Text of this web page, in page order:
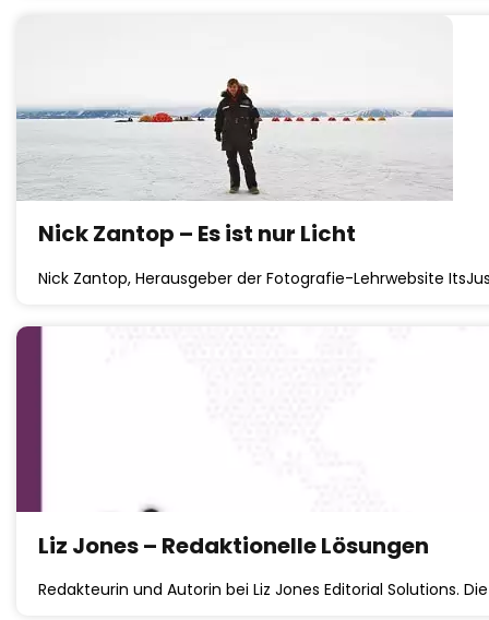
Nick Zantop – Es ist nur Licht
Nick Zantop, Herausgeber der Fotografie-Lehrwebsite
Liz Jones – Redaktionelle Lösungen
Redakteurin und Autorin bei Liz Jones Editorial Solutions.